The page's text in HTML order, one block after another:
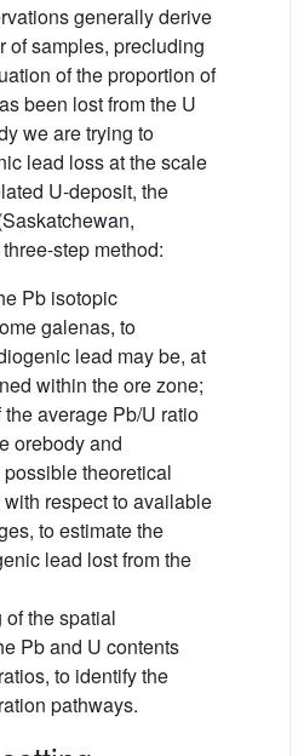
generally derive
of samples, precluding
of the proportion of
been lost from the U
we are trying to
lead loss at the scale
U-deposit, the
step method:
Pb isotopic
galenas, to
lead may be, at
within the ore zone;
average Pb/U ratio
orebody and
theoretical
respect to available
to estimate the
lead lost from the
the spatial
Pb and U contents
to identify the
pathways.